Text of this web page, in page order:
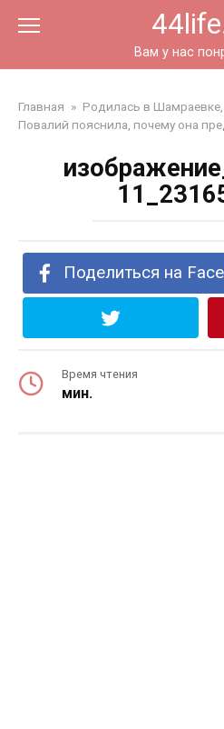
Вам у нас
Главная » Родилась в
Повалий пояснила, почему она
Поделиться на
Время чтения
мин.